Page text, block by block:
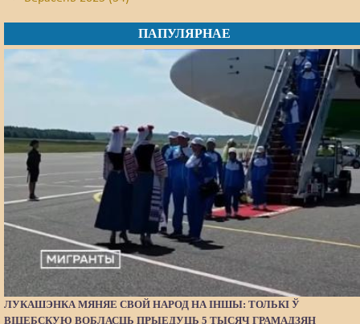
ПАПУЛЯРНАЕ
ЛУКАШЭНКА МЯНЯЕ СВОЙ НАРОД НА ІНШЫ: ТОЛЬКІ Ў
ВІЦЕБСКУЮ ВОБЛАСЦЬ ПРЫЕДУЦЬ 5 ТЫСЯЧ ГРАМАДЗЯН